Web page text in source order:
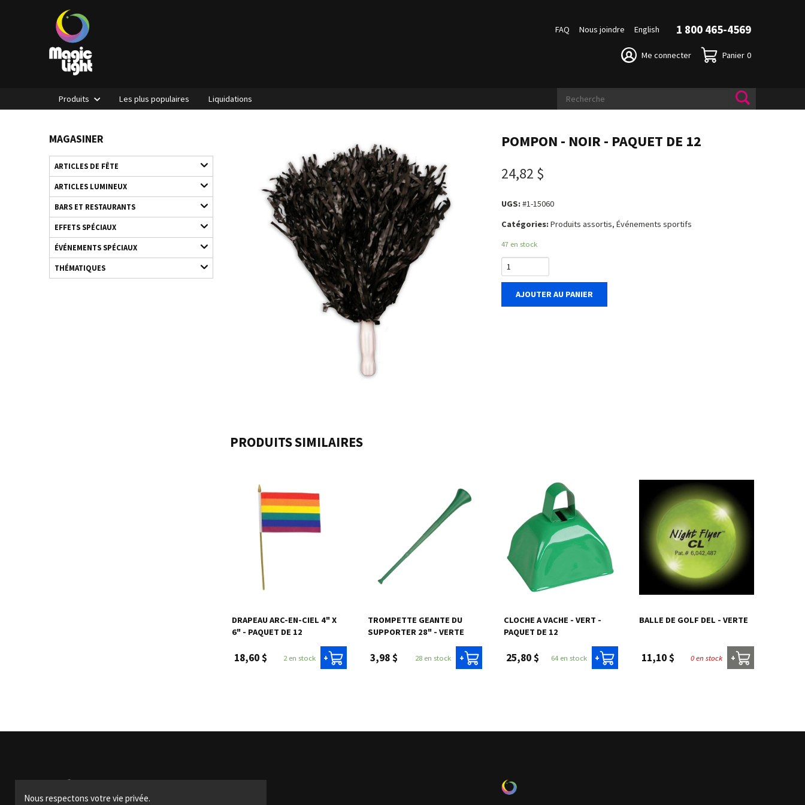
FAQ Nous joindre English 1 800 465-4569
Me connecter Panier 0
Produits Les plus populaires Liquidations
Nous respectons votre vie privée.
MAGASINER
ARTICLES DE FÊTE
ARTICLES LUMINEUX
BARS ET RESTAURANTS
EFFETS SPÉCIAUX
ÉVÉNEMENTS SPÉCIAUX
THÉMATIQUES
POMPON - NOIR - PAQUET DE 12
24,82 $
UGS:#1-15060
Catégories:Produits assortis, Événements sportifs
47 en stock
AJOUTER AU PANIER
PRODUITS SIMILAIRES
DRAPEAU ARC-EN-CIEL 4" X
6" - PAQUET DE 12
18,60 $ 2 en stock +
TROMPETTE GEANTE DU
SUPPORTER 28" - VERTE
3,98 $ 28 en stock +
CLOCHE A VACHE - VERT -
PAQUET DE 12
25,80 $ 64 en stock +
BALLE DE GOLF DEL - VERTE
11,10 $ 0 en stock +